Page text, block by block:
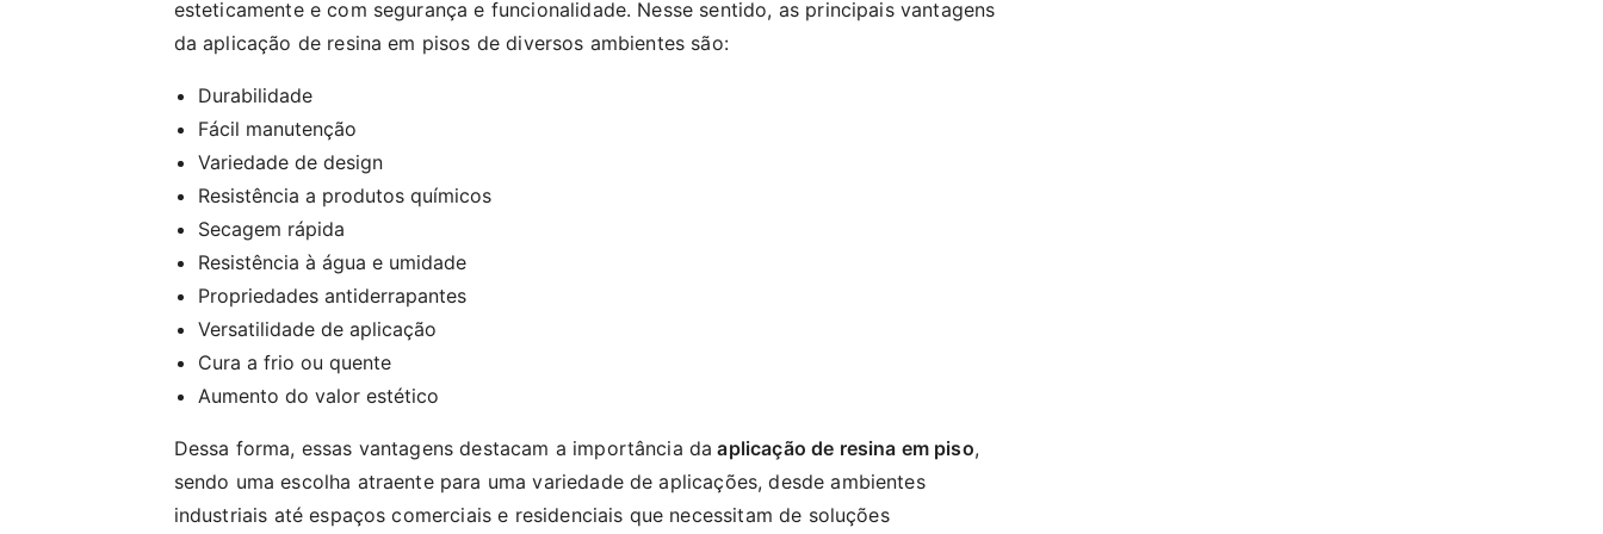
esteticamente e com segurança e funcionalidade. Nesse sentido, as principais vantagens
da aplicação de resina em pisos de diversos ambientes são:
Durabilidade
Fácil manutenção
Variedade de design
Resistência a produtos químicos
Secagem rápida
Resistência à água e umidade
Propriedades antiderrapantes
Versatilidade de aplicação
Cura a frio ou quente
Aumento do valor estético
Dessa forma, essas vantagens destacam a importância da aplicação de resina em piso,
sendo uma escolha atraente para uma variedade de aplicações, desde ambientes
industriais até espaços comerciais e residenciais que necessitam de soluções